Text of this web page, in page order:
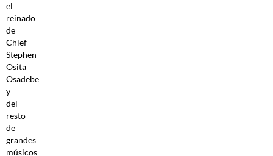
el
reinado
de
Chief
Stephen
Osita
Osadebe
y
del
resto
de
grandes
músicos